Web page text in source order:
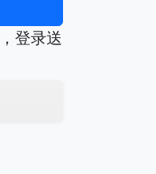
登录送